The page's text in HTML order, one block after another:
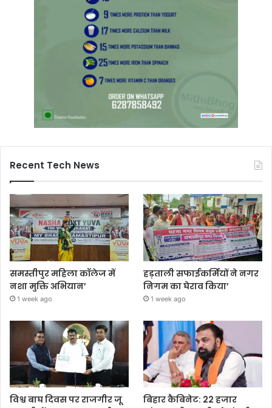
Recent Tech News
समस्तीपुर महिला कॉलेज में
नशा मुक्ति अभियान’
1 week ago
हड़ताली सफाईकर्मियों ने नगर
निगम का घेराव किया’
1 week ago
विश्व बाघ दिवस पर राजगीर जू
बिहार कैबिनेट: 22 हजार